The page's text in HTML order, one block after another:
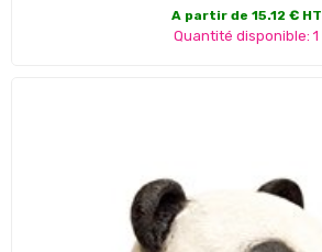
A partir de 15.12 € HT
Quantité disponible: 1